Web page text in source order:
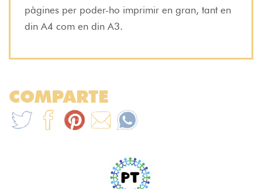
pàgines per poder-ho imprimir en gran, tant en
din A4 com en din A3.
COMPARTE